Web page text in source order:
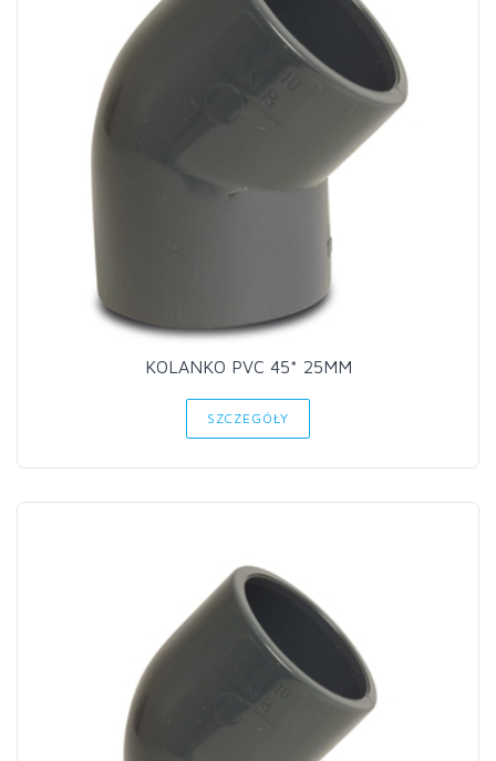
KOLANKO PVC 45* 25MM
SZCZEGÓŁY